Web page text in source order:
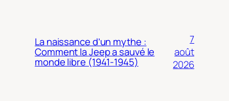
La naissance d’un mythe :
Comment la Jeep a sauvé le
monde libre (1941-1945)
7
août
2026